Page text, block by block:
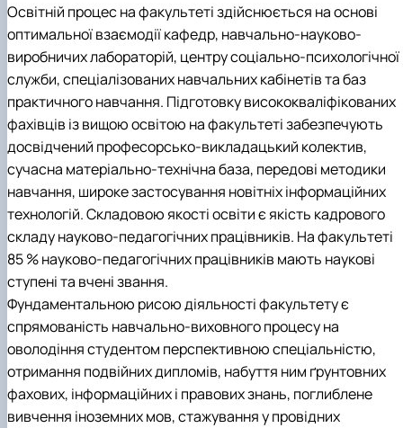
Освітній процес на факультеті здійснюється на основі
оптимальної взаємодії кафедр, навчально-науково-
виробничих лабораторій, центру соціально-психологічної
служби, спеціалізованих навчальних кабінетів та баз
практичного навчання. Підготовку висококваліфікованих
фахівців із вищою освітою на факультеті забезпечують
досвідчений професорсько-викладацький колектив,
сучасна матеріально-технічна база, передові методики
навчання, широке застосування новітніх інформаційних
технологій. Складовою якості освіти є якість кадрового
складу науково-педагогічних працівників. На факультеті
85 % науково-педагогічних працівників мають наукові
ступені та вчені звання.
Фундаментальною рисою діяльності факультету є
спрямованість навчально-виховного процесу на
оволодіння студентом перспективною спеціальністю,
отримання подвійних дипломів, набуття ним ґрунтовних
фахових, інформаційних і правових знань, поглиблене
вивчення іноземних мов, стажування у провідних